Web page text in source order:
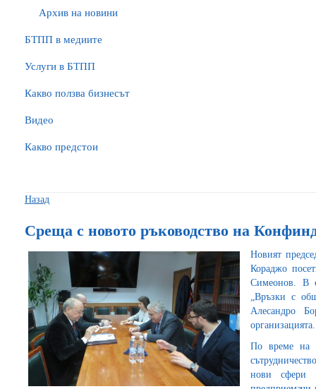
Архив на новини
БTПП в медиите
Услуги в БТПП
Какво ползва бизнесът
Видео
Какво предстои
Назад
Среща с новото ръководство на
Новият
Кораджо
Симеонов. В
„Връзки с
Алесандро
организацията.
По време на
нови сфери